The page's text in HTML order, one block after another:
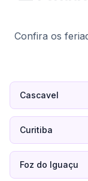
Confira os
Cascavel
Curitiba
Foz do Iguaçu